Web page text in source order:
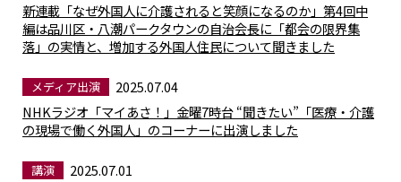
新連載「なぜ外国人に介護されると笑顔になるのか」第4回中
編は品川区・八潮パークタウンの自治会長に「都会の限界集
落」の実情と、増加する外国人住民について聞きました
メディア出演
2025.07.04
NHKラジオ「マイあさ！」金曜7時台 “聞きたい”「医療・介護
の現場で働く外国人」のコーナーに出演しました
講演
2025.07.01